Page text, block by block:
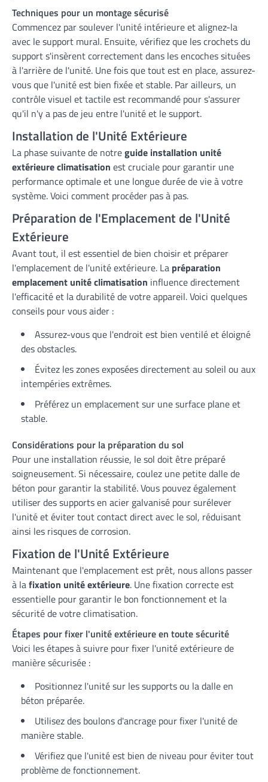
Techniques pour un montage sécurisé
Commencez par soulever l'unité intérieure et alignez-la
avec le support mural. Ensuite, vérifiez que les crochets du
support s'insèrent correctement dans les encoches situées
à l'arrière de l'unité. Une fois que tout est en place, assurez-
vous que l'unité est bien fixée et stable. Par ailleurs, un
contrôle visuel et tactile est recommandé pour s'assurer
qu'il n'y a pas de jeu entre l'unité et le support.
Installation de l'Unité Extérieure
La phase suivante de notreguide installation unité
extérieure climatisation est cruciale pour garantir une
performance optimale et une longue durée de vie à votre
système. Voici comment procéder pas à pas.
Préparation de l'Emplacement de l'Unité
Extérieure
Avant tout, il est essentiel de bien choisir et préparer
l'emplacement de l'unité extérieure. La préparation
emplacement unité climatisation influence directement
l'efficacité et la durabilité de votre appareil. Voici quelques
conseils pour vous aider :
Assurez-vous que l'endroit est bien ventilé et éloigné
des obstacles.
Évitez les zones exposées directement au soleil ou aux
intempéries extrêmes.
Préférez un emplacement sur une surface plane et
stable.
Considérations pour la préparation du sol
Pour une installation réussie, le sol doit être préparé
soigneusement. Si nécessaire, coulez une petite dalle de
béton pour garantir la stabilité. Vous pouvez également
utiliser des supports en acier galvanisé pour surélever
l'unité et éviter tout contact direct avec le sol, réduisant
ainsi les risques de corrosion.
Fixation de l'Unité Extérieure
Maintenant que l'emplacement est prêt, nous allons passer
à lafixation unité extérieure. Une fixation correcte est
essentielle pour garantir le bon fonctionnement et la
sécurité de votre climatisation.
Étapes pour fixer l'unité extérieure en toute sécurité
Voici les étapes à suivre pour fixer l'unité extérieure de
manière sécurisée :
Positionnez l'unité sur les supports ou la dalle en
béton préparée.
Utilisez des boulons d'ancrage pour fixer l'unité de
manière stable.
Vérifiez que l'unité est bien de niveau pour éviter tout
problème de fonctionnement.